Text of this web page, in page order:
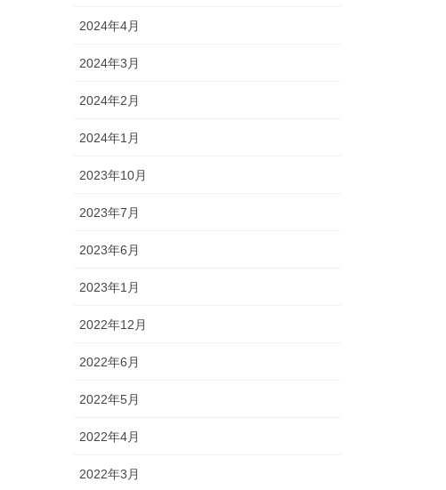
2024年4月
2024年3月
2024年2月
2024年1月
2023年10月
2023年7月
2023年6月
2023年1月
2022年12月
2022年6月
2022年5月
2022年4月
2022年3月